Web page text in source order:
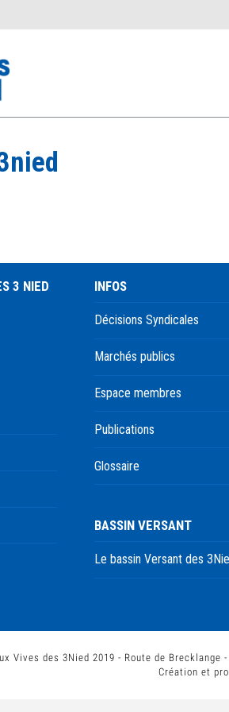
3 NIED INFOS
Décisions Syndicales
Marchés publics
Espace membres
Publications
Glossaire
BASSIN VERSANT
Le bassin Versant des
Vives des 3Nied 2019 - Route de Brecklange
Création et